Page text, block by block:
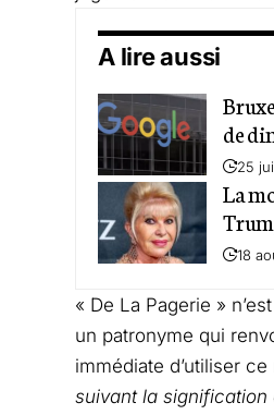
A lire aussi
de
25
La
18
« De La Pagerie »
un patronyme qui
immédiate d’utiliser
suivant la signification